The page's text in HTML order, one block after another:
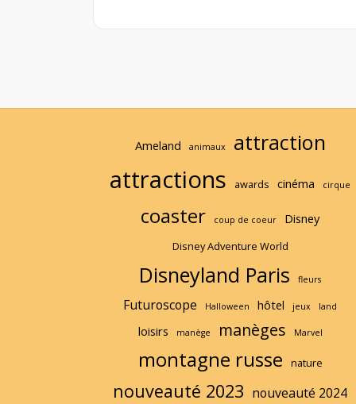
Ameland animaux attraction
attractions awards cinéma cirque
coaster coup de coeur Disney
Disney Adventure World
Disneyland Paris fleurs
Futuroscope Halloween hôtel jeux land
loisirs manège manèges Marvel
montagne russe nature
nouveauté 2023 nouveauté 2024